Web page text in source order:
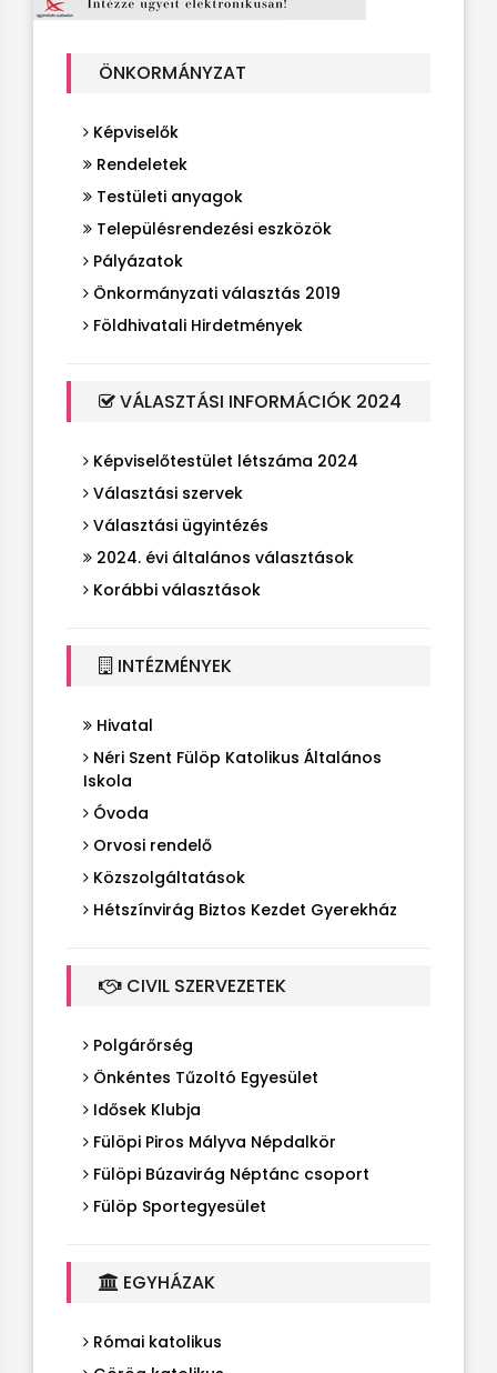
ÖNKORMÁNYZAT
Képviselők
Rendeletek
Testületi anyagok
Településrendezési eszközök
Pályázatok
Önkormányzati választás 2019
Földhivatali Hirdetmények
VÁLASZTÁSI INFORMÁCIÓK 2024
Képviselőtestület létszáma 2024
Választási szervek
Választási ügyintézés
2024. évi általános választások
Korábbi választások
INTÉZMÉNYEK
Hivatal
Néri Szent Fülöp Katolikus Általános
Iskola
Óvoda
Orvosi rendelő
Közszolgáltatások
Hétszínvirág Biztos Kezdet Gyerekház
CIVIL SZERVEZETEK
Polgárőrség
Önkéntes Tűzoltó Egyesület
Idősek Klubja
Fülöpi Piros Mályva Népdalkör
Fülöpi Búzavirág Néptánc csoport
Fülöp Sportegyesület
EGYHÁZAK
Római katolikus